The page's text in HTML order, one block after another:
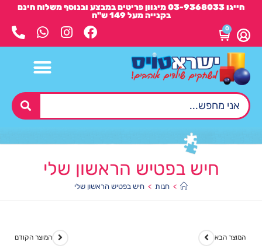
חייגו 03-9368033 מיגוון פריטים במבצע ובנוסף משלוח חינם
בקנייה מעל 149 ש"ח
0
חיש בפטיש הראשון שלי
> חנות > חיש בפטיש הראשון שלי
המוצר הקודם המוצר הבא